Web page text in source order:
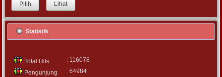
Lihat
Statistik
Total Hits
: 116078
Pengunjung
: 64984